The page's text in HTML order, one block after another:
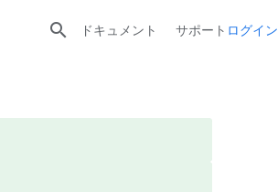
 ドキュメント サポート ログイン